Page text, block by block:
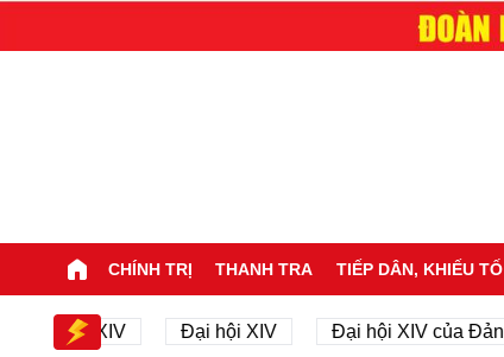
CHÍNH TRỊ THANH TRA TIẾP DÂN, KHIẾU TỐ
hội XIV Đại hội XIV Đại hội XIV của Đảng